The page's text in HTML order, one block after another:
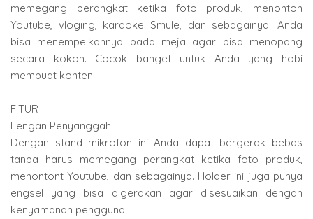
memegang perangkat ketika foto produk, menonton
Youtube, vloging, karaoke Smule, dan sebagainya. Anda
bisa menempelkannya pada meja agar bisa menopang
secara kokoh. Cocok banget untuk Anda yang hobi
membuat konten.
FITUR
Lengan Penyanggah
Dengan stand mikrofon ini Anda dapat bergerak bebas
tanpa harus memegang perangkat ketika foto produk,
menontont Youtube, dan sebagainya. Holder ini juga punya
engsel yang bisa digerakan agar disesuaikan dengan
kenyamanan pengguna.